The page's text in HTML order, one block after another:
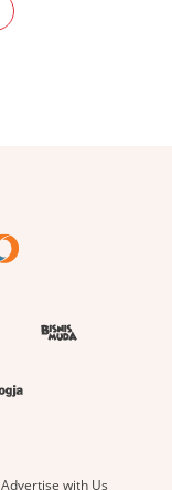
Advertise with Us